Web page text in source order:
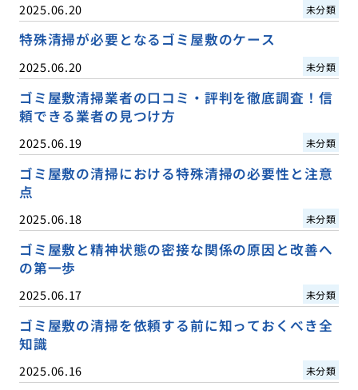
2025.06.20 未分類
特殊清掃が必要となるゴミ屋敷のケース
2025.06.20 未分類
ゴミ屋敷清掃業者の口コミ・評判を徹底調査！信
頼できる業者の見つけ方
2025.06.19 未分類
ゴミ屋敷の清掃における特殊清掃の必要性と注意
点
2025.06.18 未分類
ゴミ屋敷と精神状態の密接な関係の原因と改善へ
の第一歩
2025.06.17 未分類
ゴミ屋敷の清掃を依頼する前に知っておくべき全
知識
2025.06.16 未分類